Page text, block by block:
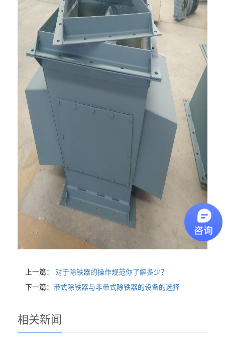
上一篇：
对于除铁器的操作规范你了解多少？
下一篇： 带式除铁器与非带式除铁器的设备的选择
相关新闻